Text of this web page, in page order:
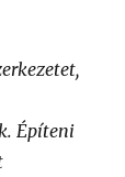
Építeni